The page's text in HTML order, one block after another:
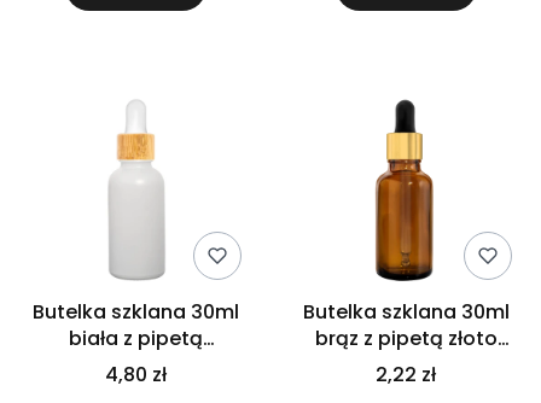
Butelka szklana 30ml
biała z pipetą
bambusową
4,80 zł
Butelka szklana 30ml
brąz z pipetą złoto
czarną
2,22 zł